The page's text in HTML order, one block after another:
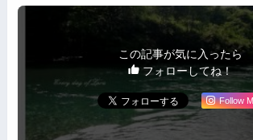
この記事が気に入ったら
フォローしてね！
Follow